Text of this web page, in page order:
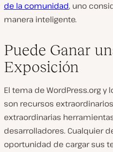
de la comunidad, uno
manera inteligente.
Puede Ganar
Exposición
El tema de WordPress.org
son recursos
extraordinarias
desarrolladores. Cualquier
oportunidad de cargar sus